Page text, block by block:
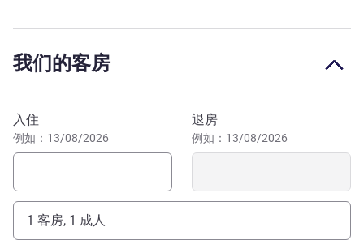
时，泳池的屋顶可以打开，为您的巴黎住宿增添特别体验。
我们位于塞纳河畔的酒店还拥有面积达 3,000 平方米
（32,300 平方英尺）的模块化会议活动空间，分布在两个
会议室召开高效研讨会，在我们的酒吧休闲区还可以继续品
茗洽谈。
C 均可轻松抵达首都的主要旅游景点。
无论是城市游览、灵感碰撞的会议，在我们的传统日式餐
我们的客房
预订此酒店
入住
例如：13/08/2026
退房
例如：13/08/2026
1 客房, 1 成人